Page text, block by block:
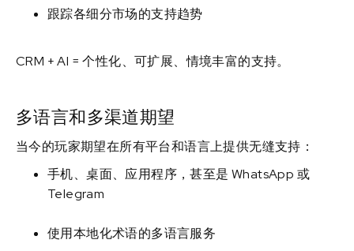
跟踪各细分市场的支持趋势
CRM + AI = 个性化、可扩展、情境丰富的支持。
多语言和多渠道期望
当今的玩家期望在所有平台和语言上提供无缝支持：
手机、桌面、应用程序，甚至是 WhatsApp 或
Telegram
使用本地化术语的多语言服务